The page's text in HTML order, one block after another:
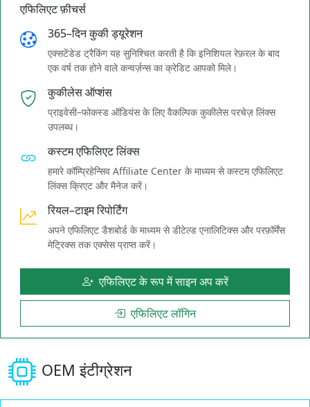
एफिलिएट फ़ीचर्स
365–दिन कुकी ड्यूरेशन
एक्सटेंडेड ट्रैकिंग यह सुनिश्चित करती है कि इनिशियल रेफ़रल के बाद
एक वर्ष तक होने वाले कन्वर्ज़न्स का क्रेडिट आपको मिले।
कुकीलेस ऑप्शंस
प्राइवेसी–फोकस्ड ऑडियंस के लिए वैकल्पिक कुकीलेस परचेज़ लिंक्स
उपलब्ध।
कस्टम एफिलिएट लिंक्स
हमारे कॉम्प्रिहेन्सिव Affiliate Center के माध्यम से कस्टम एफिलिएट
लिंक्स क्रिएट और मैनेज करें।
रियल–टाइम रिपोर्टिंग
अपने एफिलिएट डैशबोर्ड के माध्यम से डीटेल्ड एनालिटिक्स और परफ़ॉर्मेंस
मेट्रिक्स तक एक्सेस प्राप्त करें।
एफिलिएट के रूप में साइन अप करें
एफिलिएट लॉगिन
OEM इंटीग्रेशन